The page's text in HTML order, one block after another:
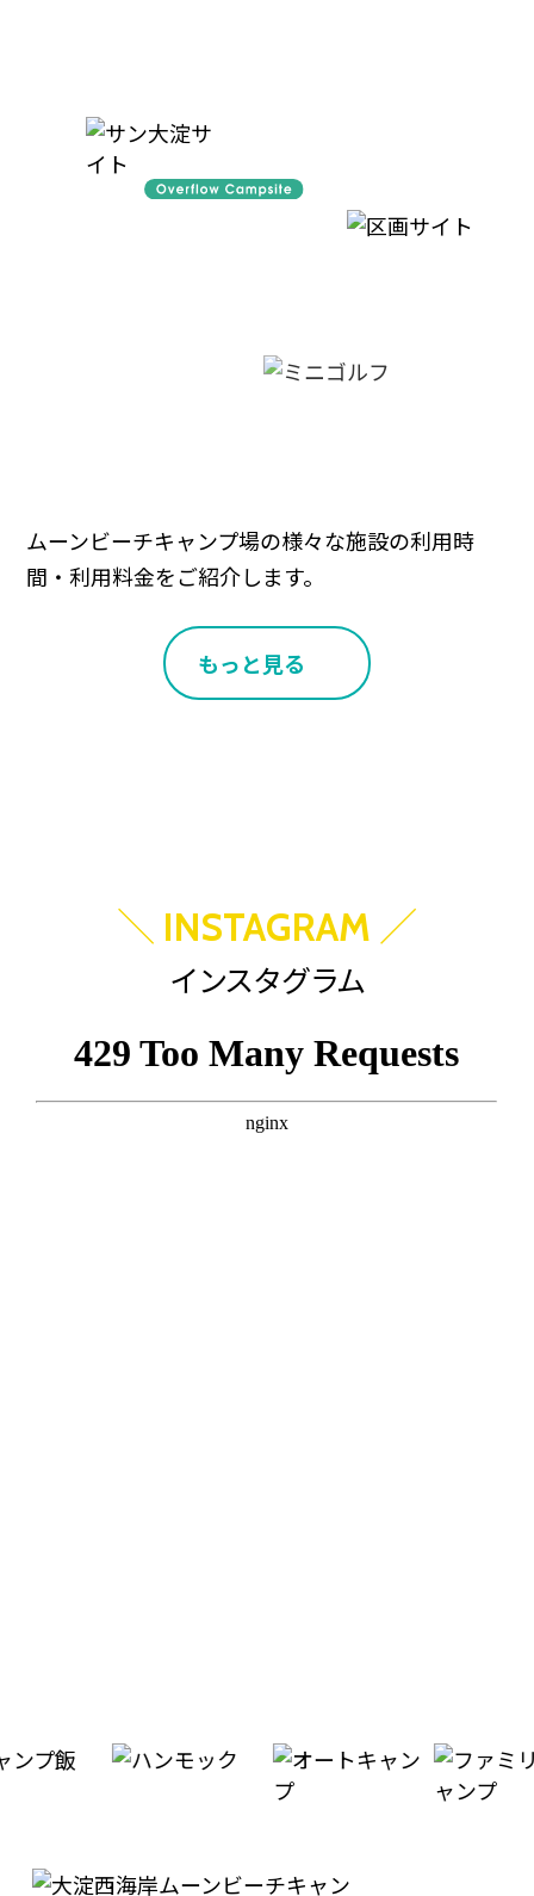
ムーンビーチキャンプ場の様々な施設の利用時
間・利用料金をご紹介します。
もっと見る
＼ INSTAGRAM ／
インスタグラム